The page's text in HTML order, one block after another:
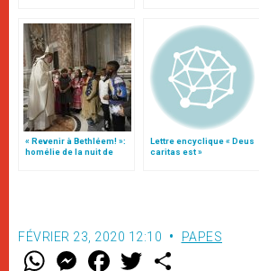
« Revenir à Bethléem! »:
homélie de la nuit de
Noël (texte complet)
Lettre encyclique « Deus
caritas est »
FÉVRIER 23, 2020 12:10 PAPES
W M F